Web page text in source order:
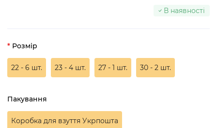
В наявності
Розмір
22 - 6 шт. 23 - 4 шт. 27 - 1 шт. 30 - 2 шт.
Пакування
Коробка для взуття Укрпошта